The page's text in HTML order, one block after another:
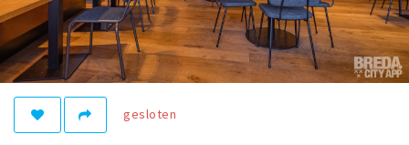
Slapen
Recreatief
Winkels
Winkelgebiedengesloten